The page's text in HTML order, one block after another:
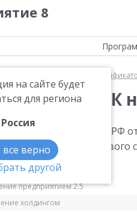
8
на сайте будет
для региона
Россия
верно
другой
коды КБК
в приказ Минфина РФ
для уплаты
предприятием 2.5
холдингом